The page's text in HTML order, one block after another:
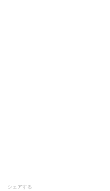
シェアする